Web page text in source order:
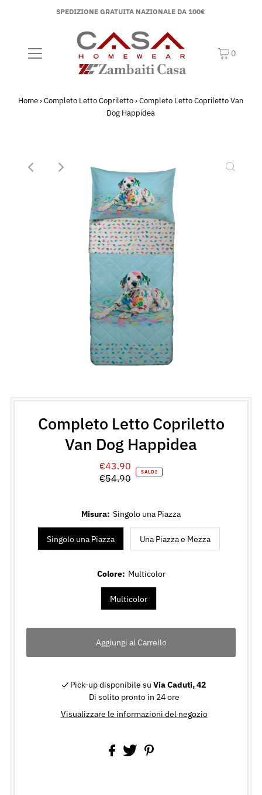
SPEDIZIONE GRATUITA NAZIONALE DA 100€
0
Home › Completo Letto Copriletto › Completo Letto Copriletto Van
Dog Happidea
Completo Letto Copriletto
Van Dog Happidea
Prezzo
di
€43.90
Prezzo
€54.90
SALDI
Misura: Singolo una Piazza
Singolo una Piazza Una Piazza e Mezza
Colore: Multicolor
Multicolor
Pick-up disponibile suVia Caduti, 42
Di solito pronto in 24 ore
Visualizzare le informazioni del negozio